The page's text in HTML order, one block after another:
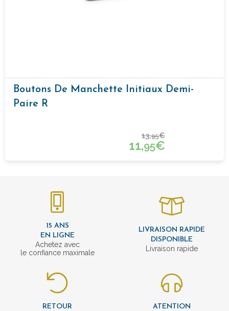
Boutons De Manchette Initiaux Demi-
Paire R
13,95€
11,95€
15 ANS
EN LIGNE
Achetez avec
le confiance maximale
LIVRAISON RAPIDE
DISPONIBLE
Livraison rapide
RETOUR
ATENTION